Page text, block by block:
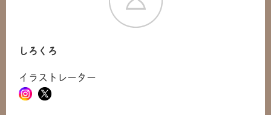
しろくろ
イラストレーター